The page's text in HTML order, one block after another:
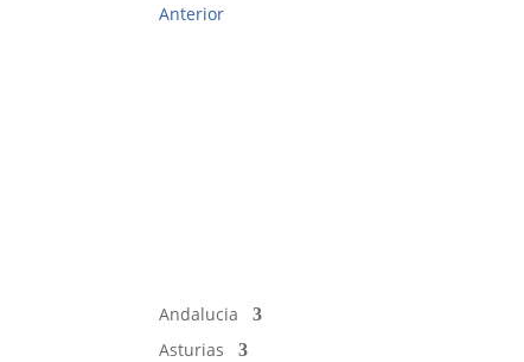
Anterior
Andalucia
Asturias